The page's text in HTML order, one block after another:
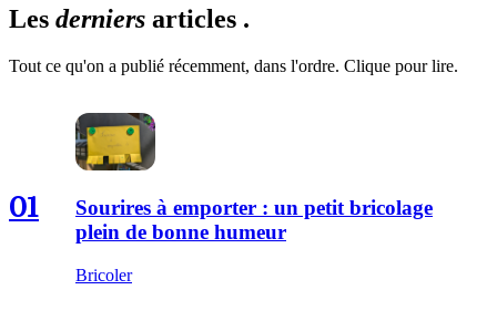
Les derniers articles .
Tout ce qu'on a publié récemment, dans l'ordre. Clique pour lire.
01
Sourires à emporter : un petit bricolage
plein de bonne humeur
Bricoler